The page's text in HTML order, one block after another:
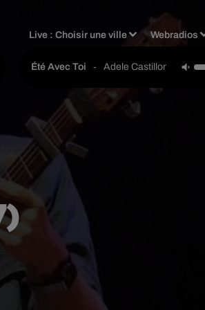
Live :Choisir une ville Webradios
Été Avec Toi - Adele Castillon